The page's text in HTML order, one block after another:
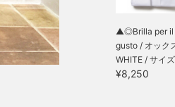
▲◎Brilla per il
gusto / オック
WHITE / サイ
¥8,250